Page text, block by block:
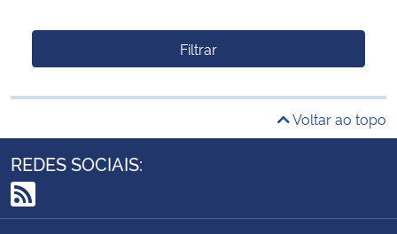
Filtrar
Voltar ao topo
REDES SOCIAIS:
RSS